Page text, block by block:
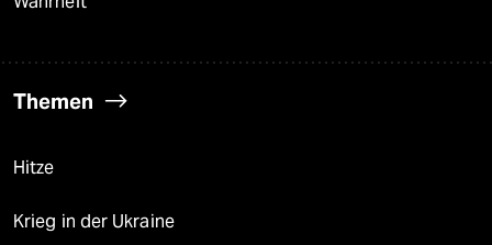
Themen
Hitze
Krieg in der Ukraine